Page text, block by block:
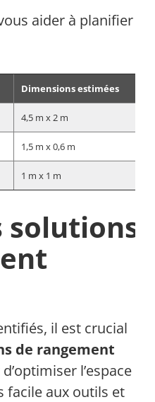
aider à planifier
Dimensions estimées
4,5 m x 2 m
1,5 m x 0,6 m
1 m x 1 m
solutions
il est crucial
de rangement
l’espace
facile aux outils et